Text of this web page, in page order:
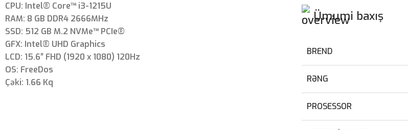
CPU: Intel® Core™ i3-1215U
RAM: 8 GB DDR4 2666MHz
SSD: 512 GB M.2 NVMe™ PCIe®
GFX: Intel® UHD Graphics
LCD: 15.6″ FHD (1920 x 1080) 120Hz
OS: FreeDos
Çəki: 1.66 Kq
Ümumi baxış
BREND
RƏNG
PROSESSOR